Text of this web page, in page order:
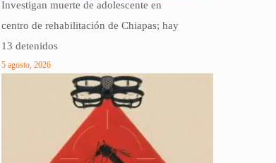
Investigan muerte de adolescente en
centro de rehabilitación de Chiapas; hay
13 detenidos
5 agosto, 2026